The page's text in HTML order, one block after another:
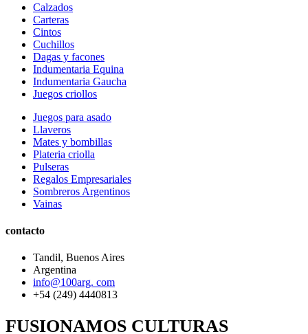
Calzados
Carteras
Cintos
Cuchillos
Dagas y facones
Indumentaria Equina
Indumentaria Gaucha
Juegos criollos
Juegos para asado
Llaveros
Mates y bombillas
Plateria criolla
Pulseras
Regalos Empresariales
Sombreros Argentinos
Vainas
contacto
Tandil, Buenos Aires
Argentina
info@100arg. com
+54 (249) 4440813
FUSIONAMOS CULTURAS